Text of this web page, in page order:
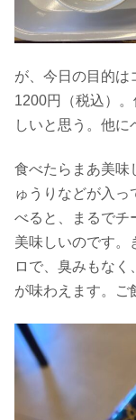
が、今日の目的は
1200円（税込）
しいと思う。他に
食べたらまあ美味
ゅうりなどが入っ
べると、まるでチ
美味しいのです。
ロで、臭みもな
が味わえます。ご